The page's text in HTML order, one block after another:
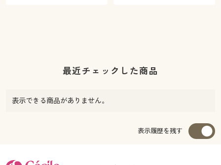
最近チェックした商品
表示できる商品がありません。
表示履歴を残す